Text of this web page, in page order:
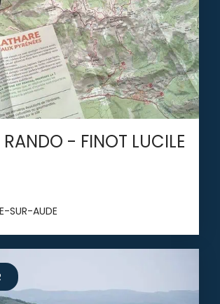
- FINOT LUCILE
SUR-AUDE